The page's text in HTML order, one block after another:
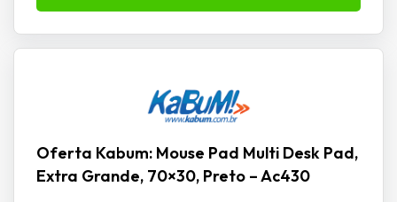
Oferta Kabum: Mouse Pad Multi Desk Pad,
Extra Grande, 70×30, Preto – Ac430